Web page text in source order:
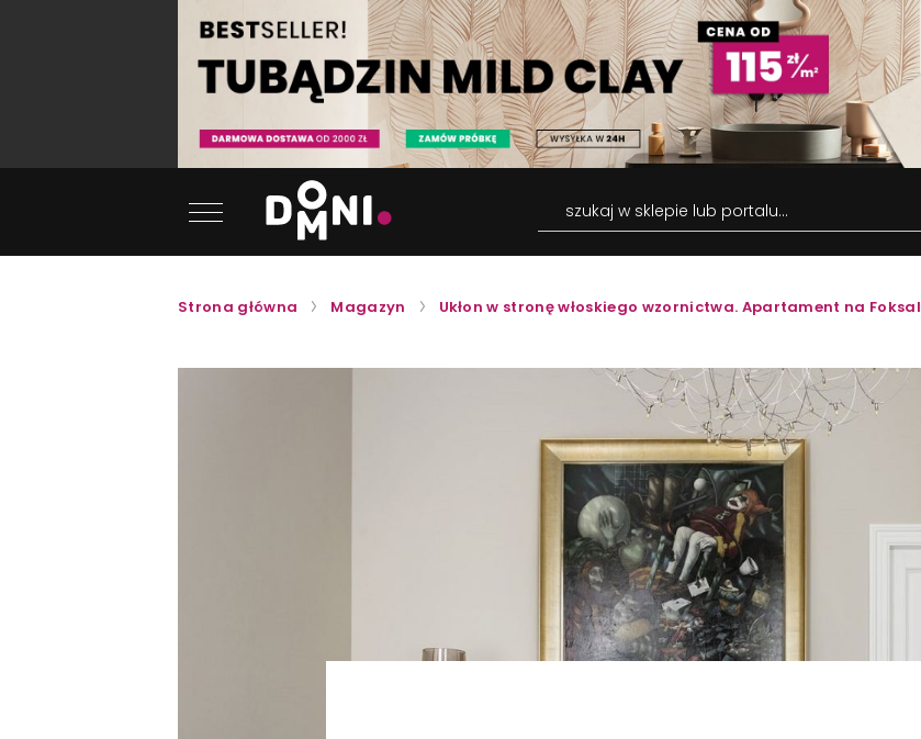
szukaj w sklepie lub portalu...
Strona główna Magazyn Ukłon w stronę włoskiego wzornictwa. Apartament na Foksal